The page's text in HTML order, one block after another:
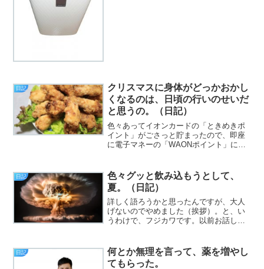
日記
クリスマスに身体がどっかおかし
くなるのは、日頃の行いのせいだ
と思うの。（日記）
色々あってイオンカードの「ときめきポ
イント」がごさっと貯まったので、即座
に電子マネーの「WAONポイント」に交
いうわけで、フジカワです。ケンタッキ
ーフライドチキンが食...
日記
色々グッと飲み込もうとして、
夏。（日記）
詳しく語ろうかと思ったんですが、大人
げないのでやめました（挨拶）。と、い
うわけで、フジカワです。以前お話しし
というべきか、残高が貯まっても払い戻
しが出来ない仕様ら...
日記
何とか無理を言って、薬を増やし
てもらった。